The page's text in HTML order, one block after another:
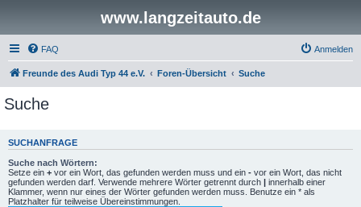
www.langzeitauto.de
FAQ Anmelden
Freunde des Audi Typ 44 e.V. Foren-Übersicht Suche
Suche
SUCHANFRAGE
Suche nach Wörtern:
Setze ein + vor ein Wort, das gefunden werden muss und ein - vor ein Wort, das nicht
gefunden werden darf. Verwende mehrere Wörter getrennt durch | innerhalb einer
Klammer, wenn nur eines der Wörter gefunden werden muss. Benutze ein * als
Platzhalter für teilweise Übereinstimmungen.